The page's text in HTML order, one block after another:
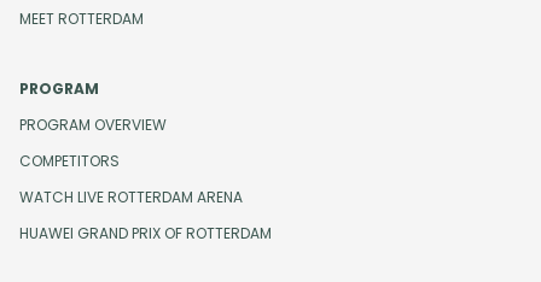
MEET ROTTERDAM
PROGRAM
PROGRAM OVERVIEW
COMPETITORS
WATCH LIVE ROTTERDAM ARENA
HUAWEI GRAND PRIX OF ROTTERDAM